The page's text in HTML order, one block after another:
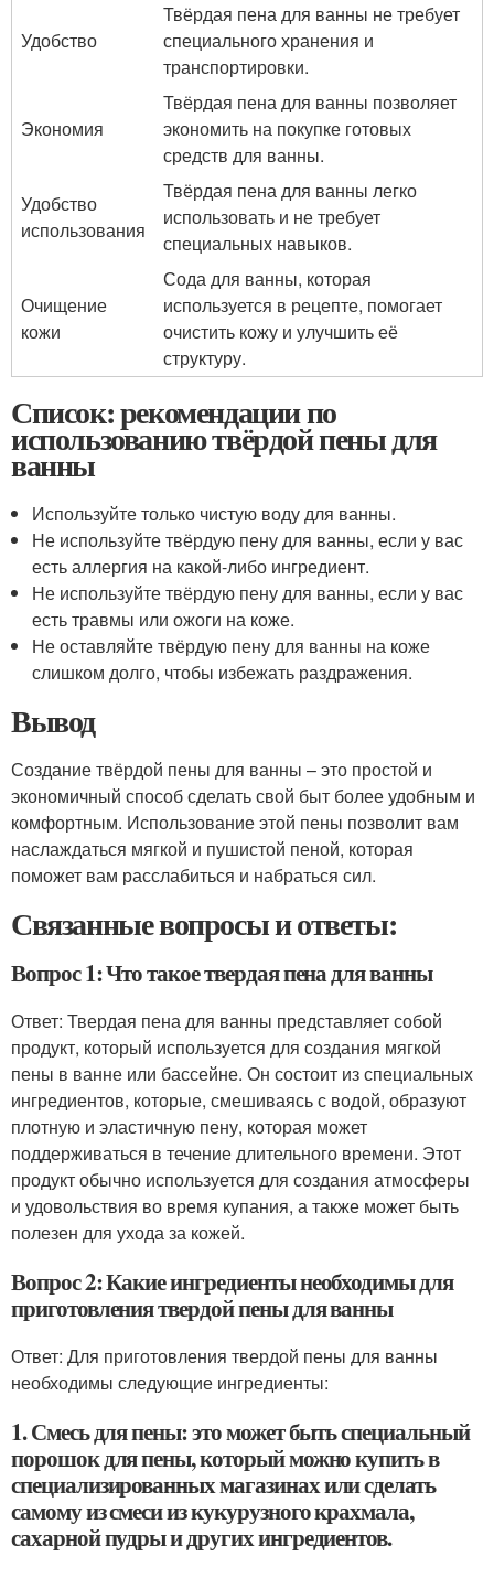
Удобство
Твёрдая пена для ванны не требует
специального хранения и
транспортировки.
Экономия
Твёрдая пена для ванны позволяет
экономить на покупке готовых
средств для ванны.
Удобство
использования
Твёрдая пена для ванны легко
использовать и не требует
специальных навыков.
Очищение
кожи
Сода для ванны, которая
используется в рецепте, помогает
очистить кожу и улучшить её
структуру.
Список: рекомендации по
использованию твёрдой пены для
ванны
Используйте только чистую воду для ванны.
Не используйте твёрдую пену для ванны, если у вас
есть аллергия на какой-либо ингредиент.
Не используйте твёрдую пену для ванны, если у вас
есть травмы или ожоги на коже.
Не оставляйте твёрдую пену для ванны на коже
слишком долго, чтобы избежать раздражения.
Вывод
Создание твёрдой пены для ванны – это простой и
экономичный способ сделать свой быт более удобным и
комфортным. Использование этой пены позволит вам
наслаждаться мягкой и пушистой пеной, которая
поможет вам расслабиться и набраться сил.
Связанные вопросы и ответы:
Вопрос 1: Что такое твердая пена для ванны
Ответ: Твердая пена для ванны представляет собой
продукт, который используется для создания мягкой
пены в ванне или бассейне. Он состоит из специальных
ингредиентов, которые, смешиваясь с водой, образуют
плотную и эластичную пену, которая может
поддерживаться в течение длительного времени. Этот
продукт обычно используется для создания атмосферы
и удовольствия во время купания, а также может быть
полезен для ухода за кожей.
Вопрос 2: Какие ингредиенты необходимы для
приготовления твердой пены для ванны
Ответ: Для приготовления твердой пены для ванны
необходимы следующие ингредиенты:
1. Смесь для пены: это может быть специальный
порошок для пены, который можно купить в
специализированных магазинах или сделать
самому из смеси из кукурузного крахмала,
сахарной пудры и других ингредиентов.